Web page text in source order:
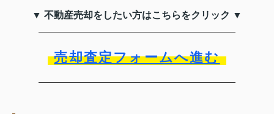
▼ 不動産売却をしたい方はこちらをクリック ▼
売却査定フォームへ進む